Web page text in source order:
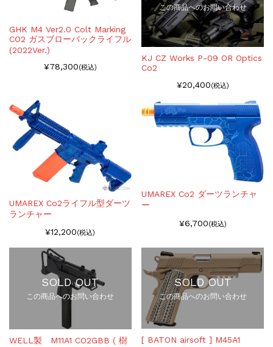
GHK M4 Ver2.0 Colt Marking
CO2 ガスブローバックライフル
(2022Ver.)
¥78,300(税込)
この商品へのお問い合わせ
KJ CZ Works P-09 OR Optics
Co2
¥20,400(税込)
UMAREX Co2ライフル型ダーツ
ランチャー
¥12,200(税込)
UMAREX Co2 ダーツランチャ
ー
¥6,700(税込)
SOLD OUT
この商品へのお問い合わせ
WELL製 M11A1 CO2GBB ( 樹
SOLD OUT
この商品へのお問い合わせ
[ BATON airsoft ] M45A1